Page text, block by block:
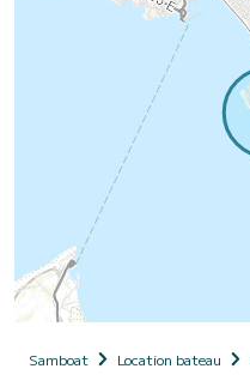
Samboat Location bateau